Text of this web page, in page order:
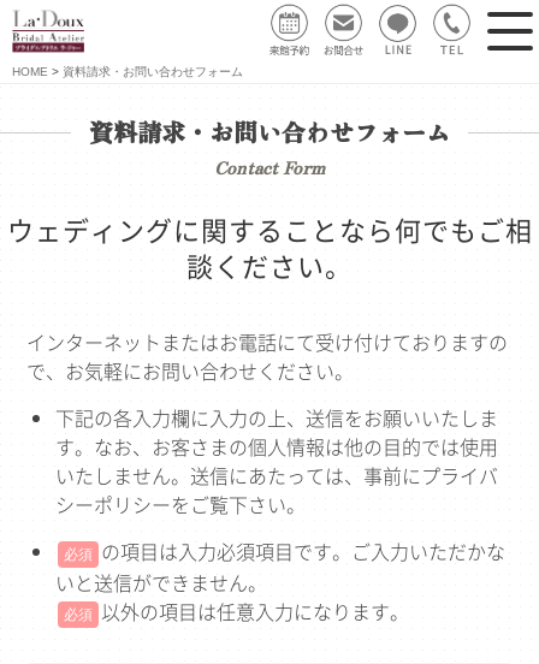
HOME 資料請求・お問い合わせフォーム
資料請求・お問い合わせフォーム
Contact Form
ウェディングに関することなら何でもご相
談ください。
インターネットまたはお電話にて受け付けておりますの
で、お気軽にお問い合わせください。
下記の各入力欄に入力の上、送信をお願いいたしま
す。なお、お客さまの個人情報は他の目的では使用
いたしません。送信にあたっては、事前にプライバ
シーポリシーをご覧下さい。
必須 の項目は入力必須項目です。ご入力いただかな
いと送信ができません。
必須 以外の項目は任意入力になります。